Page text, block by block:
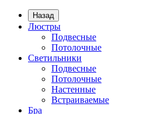
Назад
Люстры
Подвесные
Потолочные
Светильники
Подвесные
Потолочные
Настенные
Встраиваемые
Бра